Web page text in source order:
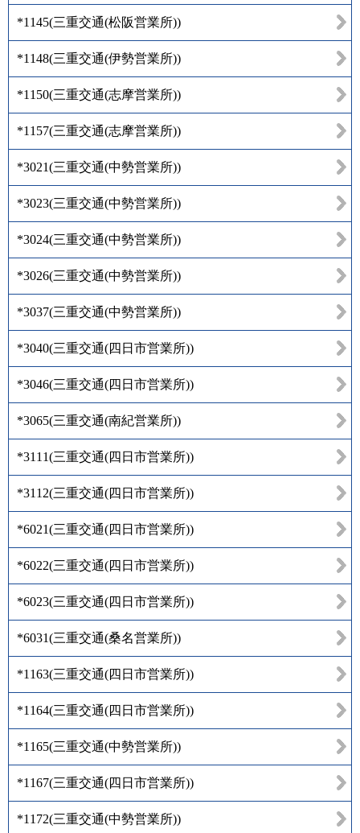
*1145(三重交通(松阪営業所))
*1148(三重交通(伊勢営業所))
*1150(三重交通(志摩営業所))
*1157(三重交通(志摩営業所))
*3021(三重交通(中勢営業所))
*3023(三重交通(中勢営業所))
*3024(三重交通(中勢営業所))
*3026(三重交通(中勢営業所))
*3037(三重交通(中勢営業所))
*3040(三重交通(四日市営業所))
*3046(三重交通(四日市営業所))
*3065(三重交通(南紀営業所))
*3111(三重交通(四日市営業所))
*3112(三重交通(四日市営業所))
*6021(三重交通(四日市営業所))
*6022(三重交通(四日市営業所))
*6023(三重交通(四日市営業所))
*6031(三重交通(桑名営業所))
*1163(三重交通(四日市営業所))
*1164(三重交通(四日市営業所))
*1165(三重交通(中勢営業所))
*1167(三重交通(四日市営業所))
*1172(三重交通(中勢営業所))